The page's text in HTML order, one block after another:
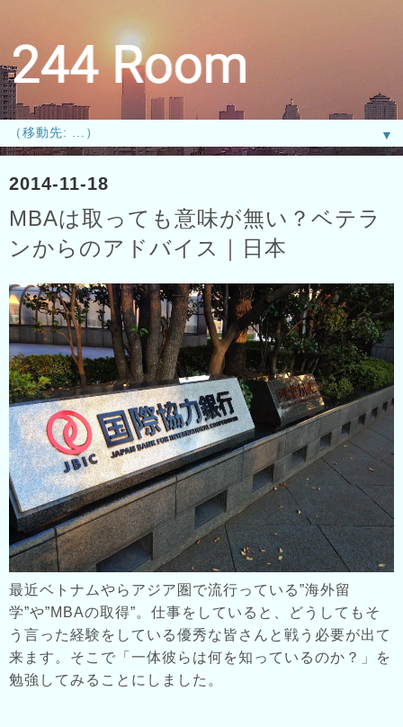
▼
2014-11-18
MBAは取っても意味が無い？ベテラ
ンからのアドバイス｜日本
最近ベトナムやらアジア圏で流行っている”海外留
学”や”MBAの取得”。仕事をしていると、どうしてもそ
う言った経験をしている優秀な皆さんと戦う必要が出て
来ます。そこで「一体彼らは何を知っているのか？」を
勉強してみることにしました。